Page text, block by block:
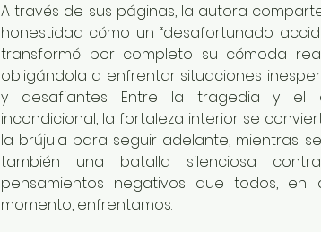
A través de sus páginas, la autora
honestidad cómo un “desafortunado
transformó por completo su cómoda
obligándola a enfrentar situaciones
y desafiantes. Entre la tragedia y el
incondicional, la fortaleza interior se
la brújula para seguir adelante, mientras
también una batalla silenciosa
pensamientos negativos que todos, en
momento, enfrentamos.